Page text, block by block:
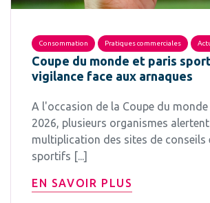
Consommation Pratiques commerciales
Coupe du monde et paris
vigilance face aux arnaques
A l'occasion de la Coupe du monde
2026, plusieurs organismes
multiplication des sites de conseils
sportifs [...]
EN SAVOIR PLUS